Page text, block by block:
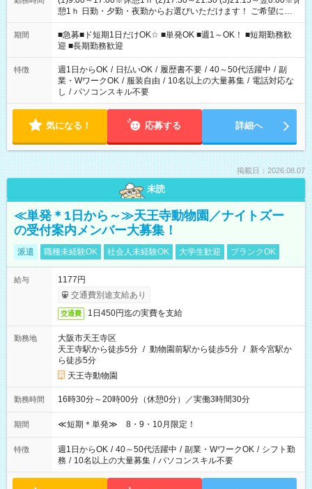
憩1ｈ 日勤・夕勤・夜勤からお選びいただけます！ ご希望に合
わせて働けるお仕事です(*^^*) 【その他選べる勤務時間】 8-17
時/9-17時/9-18時/10-18時/11-21時/18-22時/20-翌4時/21-翌5
時/22-翌6時/0-翌8時 ご自身のご都合で選んで頂ける完全自由シ
フト！
期間
■急募■ド短期1日だけOK☆ ■単発OK ■週1～OK！ ■短期勤務歓
迎 ■長期勤務歓迎
特徴 週1日からOK / 日払いOK / 履歴書不要 / 40～50代活躍中 / 副
業・WワークOK / 服装自由 / 10名以上の大量募集 / 電話対応な
し / パソコンスキル不要
気になる！ 応募する 詳細へ
掲載日：2026.08.07
未読
≪単発＊1日から～≫天王寺動物園／ナイトズー
の受付案内メンバー大募集！
派遣 職種未経験OK 社会人未経験OK 大学生歓迎 ブランクOK
給与
1177円
交通費別途支給あり
交通費 1日450円迄の実費を支給
勤務地
大阪市天王寺区
天王寺駅から徒歩5分 / 動物園前駅から徒歩5分 / 新今宮駅か
ら徒歩5分
天王寺動物園
勤務時間 16時30分～20時00分（休憩0分）／実働3時間30分
期間 ≪短期＊単発≫ 8・9・10月限定！
特徴 週1日からOK / 40～50代活躍中 / 副業・WワークOK / シフト勤
務 / 10名以上の大量募集 / パソコンスキル不要